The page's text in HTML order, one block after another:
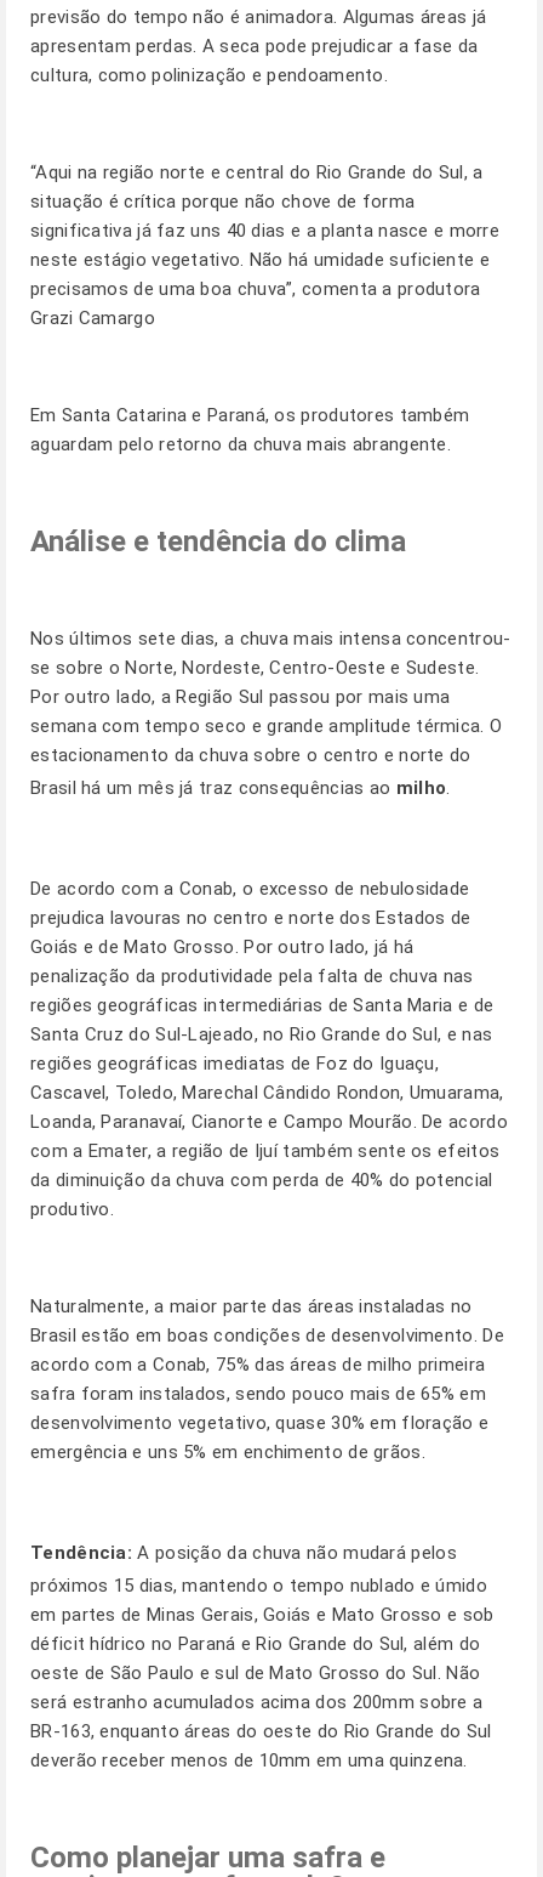
previsão do tempo não é animadora. Algumas áreas já
apresentam perdas. A seca pode prejudicar a fase da
cultura, como polinização e pendoamento.
“Aqui na região norte e central do Rio Grande do Sul, a
situação é crítica porque não chove de forma
significativa já faz uns 40 dias e a planta nasce e morre
neste estágio vegetativo. Não há umidade suficiente e
precisamos de uma boa chuva”, comenta a produtora
Grazi Camargo
Em Santa Catarina e Paraná, os produtores também
aguardam pelo retorno da chuva mais abrangente.
Análise e tendência do clima
Nos últimos sete dias, a chuva mais intensa concentrou-
se sobre o Norte, Nordeste, Centro-Oeste e Sudeste.
Por outro lado, a Região Sul passou por mais uma
semana com tempo seco e grande amplitude térmica. O
estacionamento da chuva sobre o centro e norte do
Brasil há um mês já traz consequências ao milho.
De acordo com a Conab, o excesso de nebulosidade
prejudica lavouras no centro e norte dos Estados de
Goiás e de Mato Grosso. Por outro lado, já há
penalização da produtividade pela falta de chuva nas
regiões geográficas intermediárias de Santa Maria e de
Santa Cruz do Sul-Lajeado, no Rio Grande do Sul, e nas
regiões geográficas imediatas de Foz do Iguaçu,
Cascavel, Toledo, Marechal Cândido Rondon, Umuarama,
Loanda, Paranavaí, Cianorte e Campo Mourão. De acordo
com a Emater, a região de Ijuí também sente os efeitos
da diminuição da chuva com perda de 40% do potencial
produtivo.
Naturalmente, a maior parte das áreas instaladas no
Brasil estão em boas condições de desenvolvimento. De
acordo com a Conab, 75% das áreas de milho primeira
safra foram instalados, sendo pouco mais de 65% em
desenvolvimento vegetativo, quase 30% em floração e
emergência e uns 5% em enchimento de grãos.
Tendência: A posição da chuva não mudará pelos
próximos 15 dias, mantendo o tempo nublado e úmido
em partes de Minas Gerais, Goiás e Mato Grosso e sob
déficit hídrico no Paraná e Rio Grande do Sul, além do
oeste de São Paulo e sul de Mato Grosso do Sul. Não
será estranho acumulados acima dos 200mm sobre a
BR-163, enquanto áreas do oeste do Rio Grande do Sul
deverão receber menos de 10mm em uma quinzena.
Como planejar uma safra e